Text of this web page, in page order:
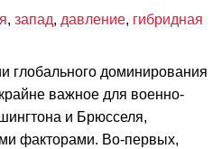
, запад, давление, гибридная
глобального доминирования
важное для военно-
и Брюсселя,
факторами. Во-первых,